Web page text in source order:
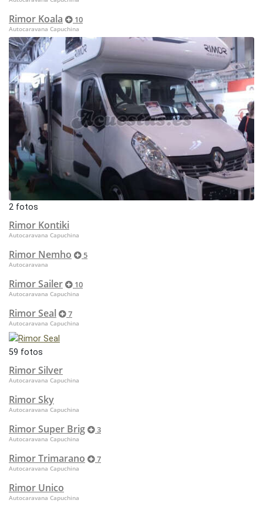
Rimor Koala 10
Autocaravana Capuchina
2 fotos
Rimor Kontiki
Autocaravana Capuchina
Rimor Nemho 5
Autocaravana
Rimor Sailer 10
Autocaravana Capuchina
Rimor Seal 7
Autocaravana Capuchina
59 fotos
Rimor Silver
Autocaravana Capuchina
Rimor Sky
Autocaravana Capuchina
Rimor Super Brig 3
Autocaravana Capuchina
Rimor Trimarano 7
Autocaravana Capuchina
Rimor Unico
Autocaravana Capuchina